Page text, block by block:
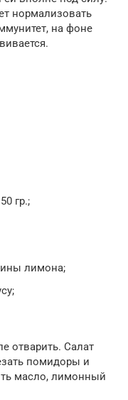
нормализовать
на фоне
гр.;
лимона;
отварить. Салат
помидоры и
масло, лимонный